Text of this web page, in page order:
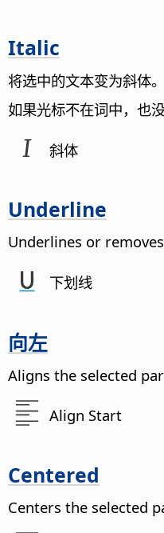
Italic
将选中的文本变为斜体
如果光标不在词中，也
斜体
Underline
Underlines or
下划线
向左
Aligns the selected
Align Start
Centered
Centers the selected